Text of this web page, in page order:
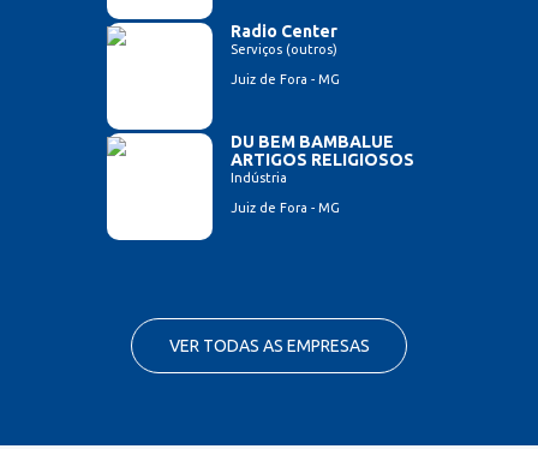
Radio Center
Serviços (outros)
Juiz de Fora - MG
DU BEM BAMBALUE
ARTIGOS RELIGIOSOS
Indústria
Juiz de Fora - MG
VER TODAS AS EMPRESAS